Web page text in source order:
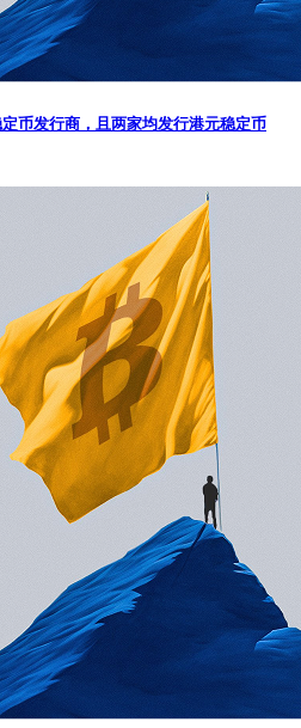
币发行商，且两家均发行港元稳定币